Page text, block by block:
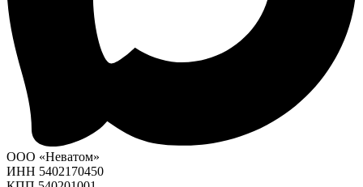
ООО «Неватом»
ИНН 5402170450